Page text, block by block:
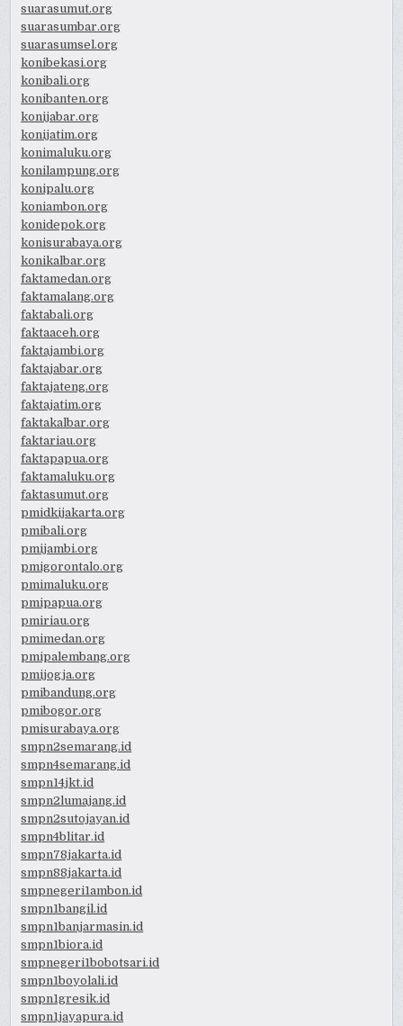
suarasumut.org
suarasumbar.org
suarasumsel.org
konibekasi.org
konibali.org
konibanten.org
konijabar.org
konijatim.org
konimaluku.org
konilampung.org
konipalu.org
koniambon.org
konidepok.org
konisurabaya.org
konikalbar.org
faktamedan.org
faktamalang.org
faktabali.org
faktaaceh.org
faktajambi.org
faktajabar.org
faktajateng.org
faktajatim.org
faktakalbar.org
faktariau.org
faktapapua.org
faktamaluku.org
faktasumut.org
pmidkijakarta.org
pmibali.org
pmijambi.org
pmigorontalo.org
pmimaluku.org
pmipapua.org
pmiriau.org
pmimedan.org
pmipalembang.org
pmijogja.org
pmibandung.org
pmibogor.org
pmisurabaya.org
smpn2semarang.id
smpn4semarang.id
smpn14jkt.id
smpn2lumajang.id
smpn2sutojayan.id
smpn4blitar.id
smpn78jakarta.id
smpn88jakarta.id
smpnegeri1ambon.id
smpn1bangil.id
smpn1banjarmasin.id
smpn1biora.id
smpnegeri1bobotsari.id
smpn1boyolali.id
smpn1gresik.id
smpn1jayapura.id